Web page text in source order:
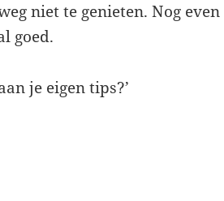
niet te genieten. Nog
goed.
je eigen tips?’